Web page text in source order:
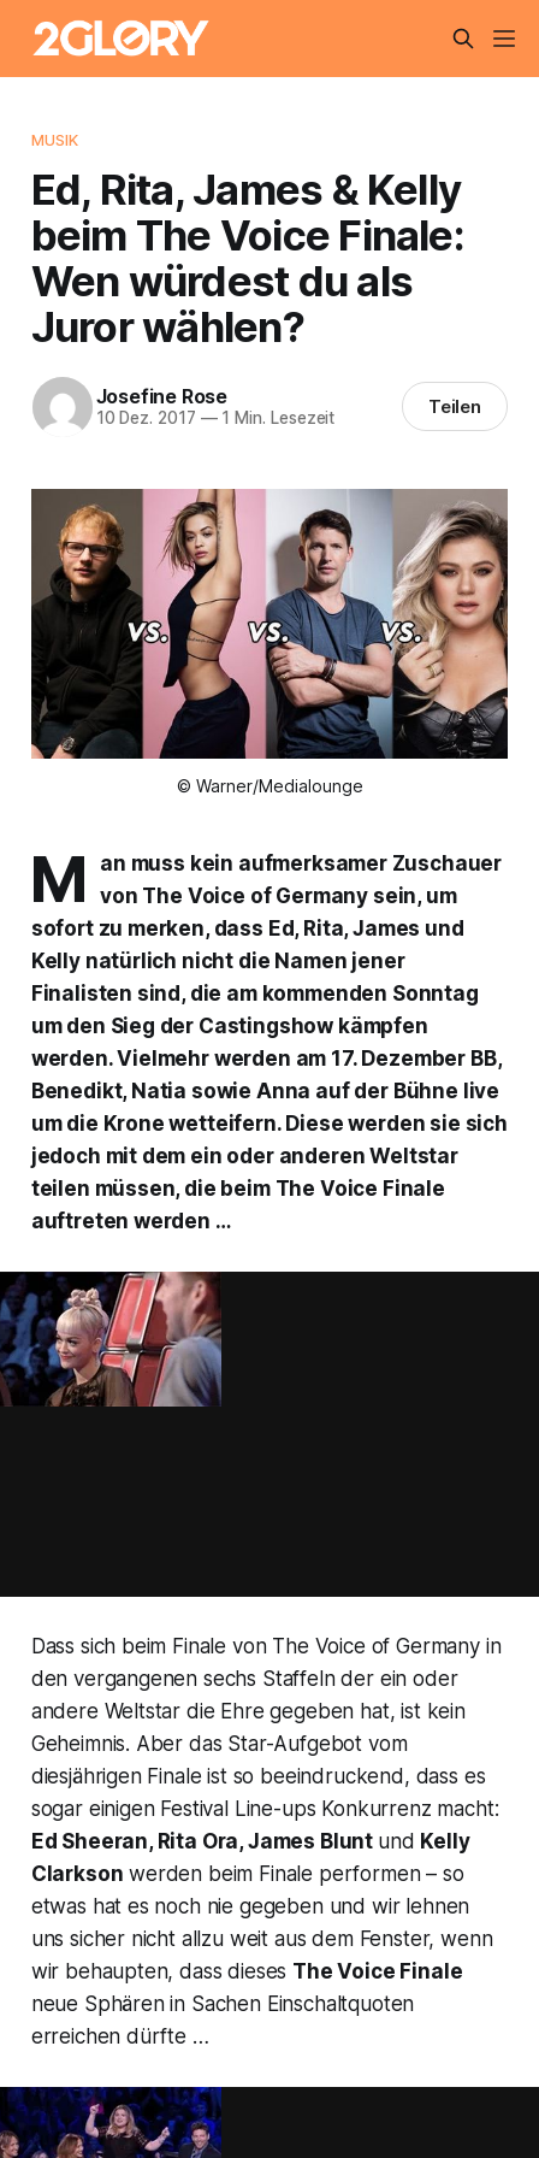
MUSIK
Ed, Rita, James & Kelly
beim The Voice Finale:
Wen würdest du als
Juror wählen?
Josefine Rose
10 Dez. 2017 —1 Min. Lesezeit Teilen
© Warner/Medialounge
M
an muss kein aufmerksamer Zuschauer
von The Voice of Germany sein, um
sofort zu merken, dass Ed, Rita, James und
Kelly natürlich nicht die Namen jener
Finalisten sind, die am kommenden Sonntag
um den Sieg der Castingshow kämpfen
werden. Vielmehr werden am 17. Dezember BB,
Benedikt, Natia sowie Anna auf der Bühne live
um die Krone wetteifern. Diese werden sie sich
jedoch mit dem ein oder anderen Weltstar
teilen müssen, die beim The Voice Finale
auftreten werden …
Dass sich beim Finale von The Voice of Germanyin
den vergangenen sechs Staffeln der ein oder
andere Weltstar die Ehre gegeben hat, ist kein
Geheimnis. Aber das Star-Aufgebot vom
diesjährigen Finale ist so beeindruckend, dass es
sogar einigen Festival Line-ups Konkurrenz macht:
Ed Sheeran, Rita Ora, James Blunt und Kelly
Clarkson werden beim Finale performen – so
etwas hat es noch nie gegeben und wir lehnen
uns sicher nicht allzu weit aus dem Fenster, wenn
wir behaupten, dass dieses The Voice Finale
neue Sphären in Sachen Einschaltquoten
erreichen dürfte …